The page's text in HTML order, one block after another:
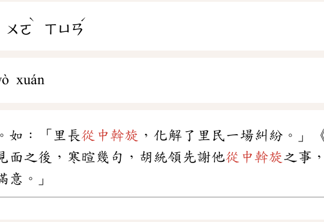
ㄨㄛ
ˋ
ㄒㄩㄢ
ˊ
xuán
如：「里長從中斡旋 ，化解了里民一場糾紛。」
面之後，寒暄幾句，胡統領先謝他從中斡旋 之事
意。」